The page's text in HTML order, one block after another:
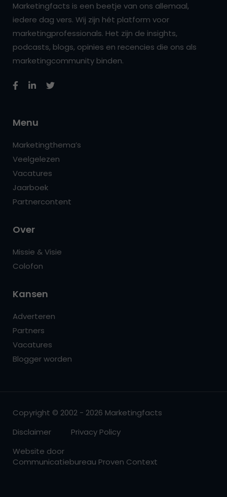
Marketingfacts is een beetje van ons allemaal,
iedere dag vers. Wij zijn hét platform voor
marketingprofessionals. Het zijn de insights,
podcasts, blogs, opinies en recencies die ons als
marketingcommunity binden.
Menu
Marketingthema’s
Veelgelezen
Vacatures
Jaarboek
Partnercontent
Over
Missie & Visie
Colofon
Kansen
Adverteren
Partners
Vacatures
Blogger worden
Copyright © 2002 - 2026 Marketingfacts
Disclaimer
Privacy Policy
Website door
Communicatiebureau Proven Context